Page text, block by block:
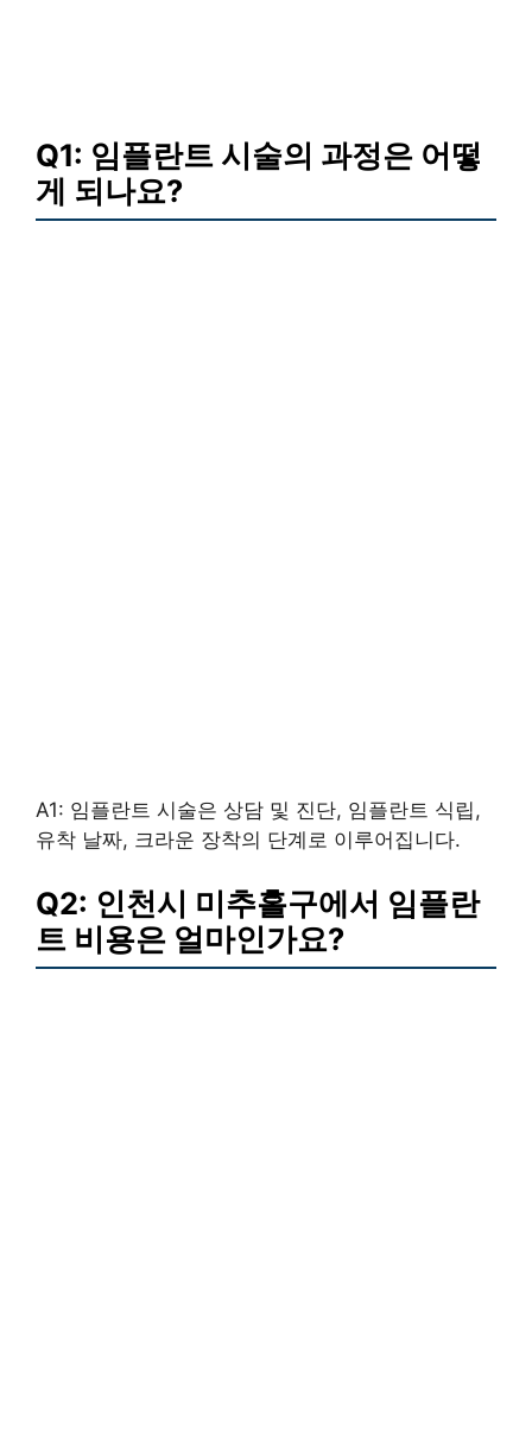
Q1: 임플란트 시술의 과정은 어떻
게 되나요?
A1: 임플란트 시술은 상담 및 진단, 임플란트 식립,
유착 날짜, 크라운 장착의 단계로 이루어집니다.
Q2: 인천시 미추홀구에서 임플란
트 비용은 얼마인가요?